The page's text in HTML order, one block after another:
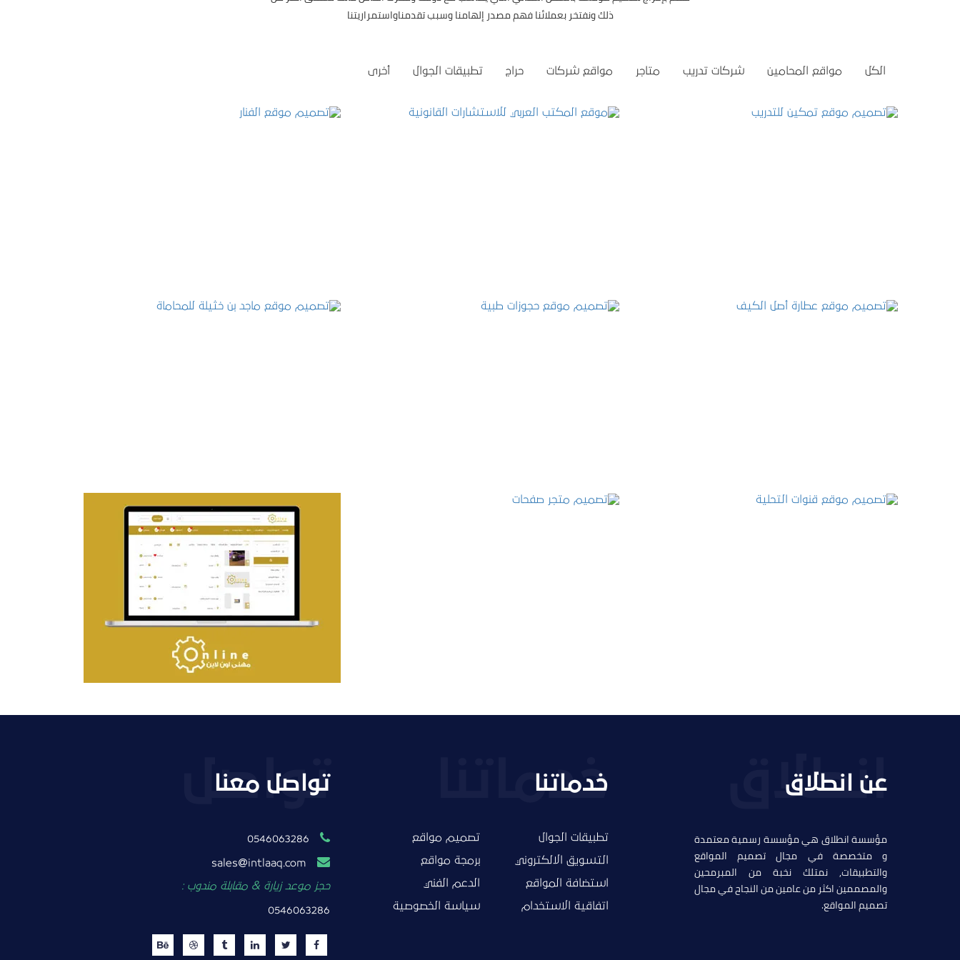
ذلك ونفتخر بعملائنا فهم مصدر إلهامنا وسبب تقدمناواستمراريتنا
الكل مواقع المحامين شركات تدريب متاجر مواقع شركات حراج تطبيقات الجوال أخرى
تصميم حراج مهنى
التفاصيل
عن انطلاق
مؤسسة انطلاق هي مؤسسة رسمية معتمدة
و متخصصة في مجال تصميم المواقع
والتطبيقات, نمتلك نخبة من المبرمحين
والمصممين اكثر من عامين من النجاح في مجال
تصميم المواقع.
خدماتنا
تطبيقات الجوال تصميم مواقع
التسويق الالكتروني برمجة مواقع
استضافة المواقع الدعم الفني
اتفاقية الاستخدام سياسة الخصوصية
تواصل معنا
0546063286
intlaaq.com
حجز موعد زيارة & مقابلة مندوب :
0546063286